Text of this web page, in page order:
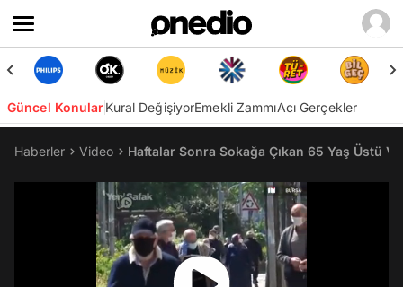
Güncel KonularKural DeğişiyorEmekli ZammıAcı Gerçekler
Haberler Video Haftalar Sonra Sokağa Çıkan 65 Yaş Üstü